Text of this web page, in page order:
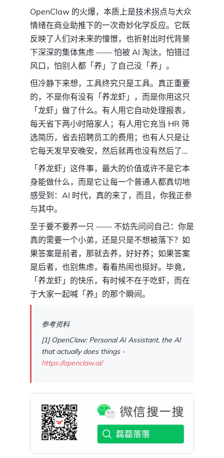
OpenClaw 的火爆，本质上是技术拐点与大众
情绪在商业助推下的一次奇妙化学反应。它既
反映了人们对未来的憧憬，也折射出时代背景
下深深的集体焦虑 —— 怕被 AI 淘汰，怕错过
风口，怕别人都「养」了自己没「养」。
但冷静下来想，工具终究只是工具。真正重要
的，不是你有没有「养龙虾」，而是你用这只
「龙虾」做了什么。有人用它自动处理报表，
每天省下两小时陪家人；有人用它充当 HR 筛
选简历，省去招聘员工的费用；也有人只是让
它每天发早安晚安，然后就再也没有然后了…
「养龙虾」这件事，最大的价值或许不是它本
身能做什么，而是它让每一个普通人都真切地
感受到：AI 时代，真的来了，而且，你我正参
与其中。
至于要不要养一只 —— 不妨先问问自己：你是
真的需要一个小弟，还是只是不想被落下？如
果答案是前者，那就去养，好好养；如果答案
是后者，也别焦虑，看看热闹也挺好。毕竟，
「养龙虾」的快乐，有时候不在于吃虾，而在
于大家一起喊「养」的那个瞬间。
参考资料
[1] OpenClaw: Personal AI Assistant, the AI
that actually does things -
https://openclaw.ai/